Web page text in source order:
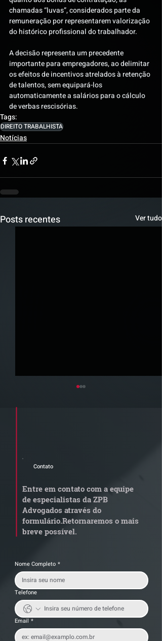
chamadas “luvas”, considerados parte da
remuneração por representarem valorização
do histórico profissional do trabalhador.
A decisão representa um precedente
importante para empregadores, ao delimitar
os efeitos de incentivos atrelados à retenção
de talentos, sem equipará-los
automaticamente a salários para o cálculo
de verbas rescisórias.
Tags:
DIREITO TRABALHISTA
Notícias
Posts recentes Ver tudo
Grupo de Estudos ZPB -
Contato
Entre em contato com a equipe
de especialistas da ZPB
Advogados através do
formulário.Retornaremos o mais
breve possível.
Nome Completo *
Telefone
Email *